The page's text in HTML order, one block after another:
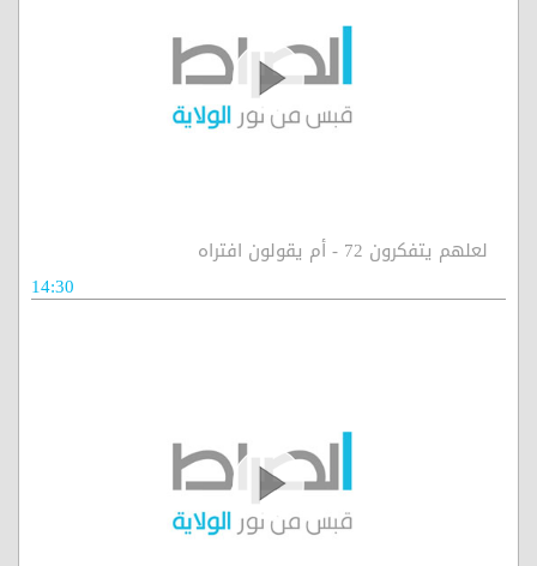
لعلهم يتفكرون 72 - أم يقولون افتراه
14:30